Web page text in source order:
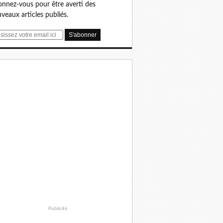
vous pour être averti des
articles publiés.
Publicité